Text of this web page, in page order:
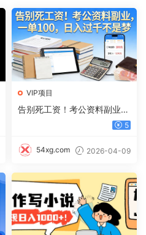
VIP项目
告别死工资！考公资料副业，
一单 100，日入过千不是梦 5
54xg.com 2026-04-09